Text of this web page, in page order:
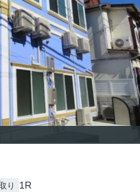
り 1R